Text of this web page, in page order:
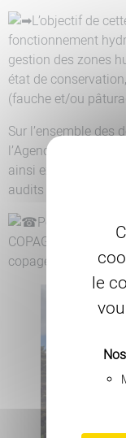
le
L’objectif de
fonctionnement
gestion des zones
état de
(fauche et/ou
Sur l’ensemble des
l’Agence de l’Eau,
ainsi expertisés
audits PSE fin 2026.
Pour plus
COPAGE : 04 66 65